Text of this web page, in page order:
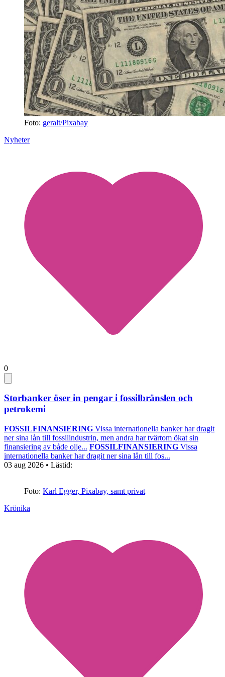
Foto: geralt/Pixabay
Nyheter
0
Storbanker öser in pengar i fossilbränslen och
petrokemi
FOSSILFINANSIERING Vissa internationella banker har dragit
ner sina lån till fossilindustrin, men andra har tvärtom ökat sin
finansiering av både olje... FOSSILFINANSIERING Vissa
internationella banker har dragit ner sina lån till fos...
03 aug 2026 • Lästid:
Foto: Karl Egger, Pixabay, samt privat
Krönika